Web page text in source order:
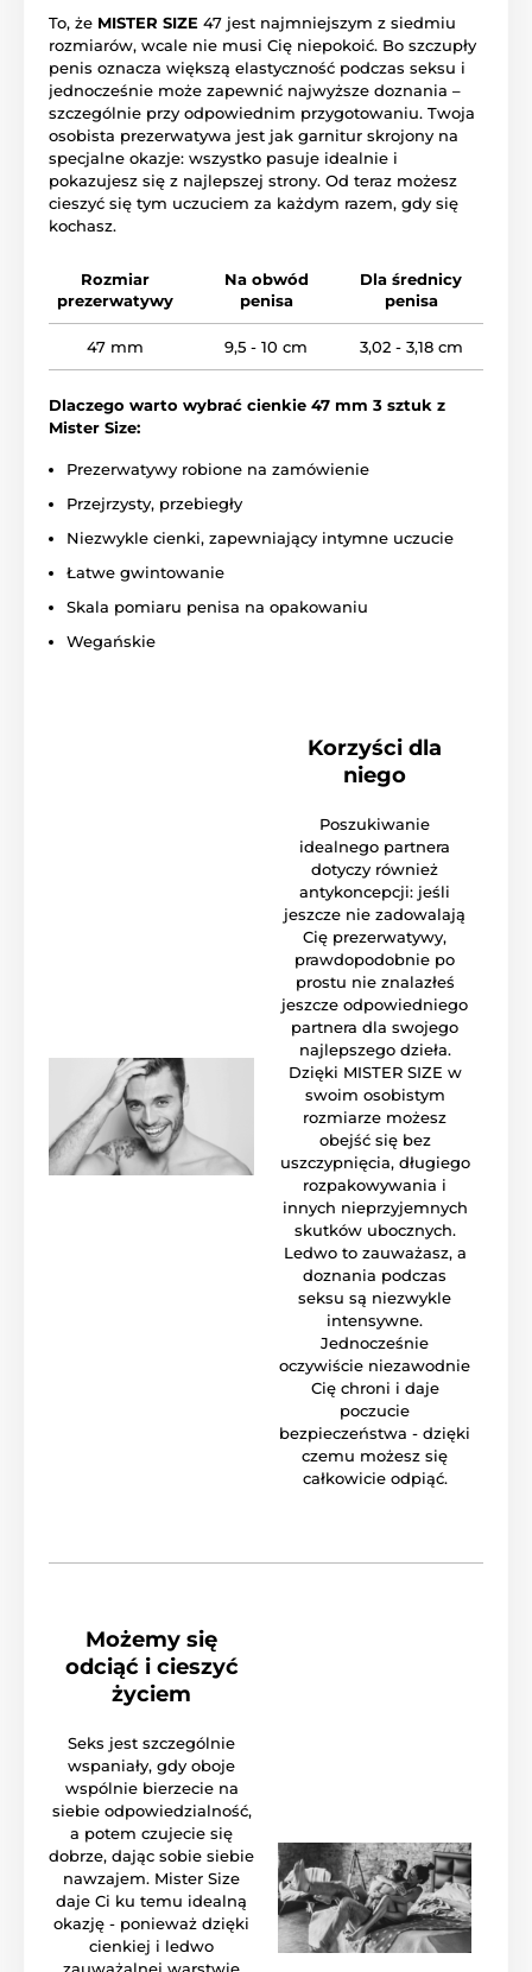
To, że MISTER SIZE 47 jest najmniejszym z siedmiu
rozmiarów, wcale nie musi Cię niepokoić. Bo szczupły
penis oznacza większą elastyczność podczas seksu i
jednocześnie może zapewnić najwyższe doznania –
szczególnie przy odpowiednim przygotowaniu. Twoja
osobista prezerwatywa jest jak garnitur skrojony na
specjalne okazje: wszystko pasuje idealnie i
pokazujesz się z najlepszej strony. Od teraz możesz
cieszyć się tym uczuciem za każdym razem, gdy się
kochasz.
Rozmiar
prezerwatywy
Na obwód
penisa
Dla średnicy
penisa
47 mm 9,5 - 10 cm 3,02 - 3,18 cm
Dlaczego warto wybrać cienkie 47 mm 3 sztuk z
Mister Size:
Prezerwatywy robione na zamówienie
Przejrzysty, przebiegły
Niezwykle cienki, zapewniający intymne uczucie
Łatwe gwintowanie
Skala pomiaru penisa na opakowaniu
Wegańskie
Korzyści dla
niego
Poszukiwanie
idealnego partnera
dotyczy również
antykoncepcji: jeśli
jeszcze nie zadowalają
Cię prezerwatywy,
prawdopodobnie po
prostu nie znalazłeś
jeszcze odpowiedniego
partnera dla swojego
najlepszego dzieła.
Dzięki MISTER SIZE w
swoim osobistym
rozmiarze możesz
obejść się bez
uszczypnięcia, długiego
rozpakowywania i
innych nieprzyjemnych
skutków ubocznych.
Ledwo to zauważasz, a
doznania podczas
seksu są niezwykle
intensywne.
Jednocześnie
oczywiście niezawodnie
Cię chroni i daje
poczucie
bezpieczeństwa - dzięki
czemu możesz się
całkowicie odpiąć.
Możemy się
odciąć i cieszyć
życiem
Seks jest szczególnie
wspaniały, gdy oboje
wspólnie bierzecie na
siebie odpowiedzialność,
a potem czujecie się
dobrze, dając sobie siebie
nawzajem. Mister Size
daje Ci ku temu idealną
okazję - ponieważ dzięki
cienkiej i ledwo